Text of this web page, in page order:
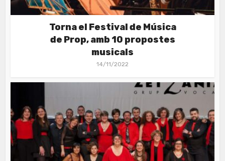
Torna el Festival de Música
de Prop, amb 10 propostes
musicals
14/11/2022